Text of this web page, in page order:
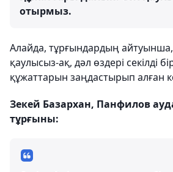
отырмыз.
Алайда, тұрғындардың
қаулысыз-ақ, дәл өздері секілді
құжаттарын заңдастырып алған
Зекей Базархан, Панфилов
тұрғыны: